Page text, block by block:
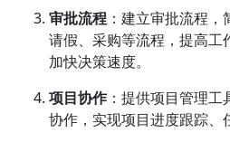
审批流程 ：建立审批流程，
请假、采购等流程，提高工
加快决策速度。
项目协作：提供项目管理工
协作，实现项目进度跟踪、